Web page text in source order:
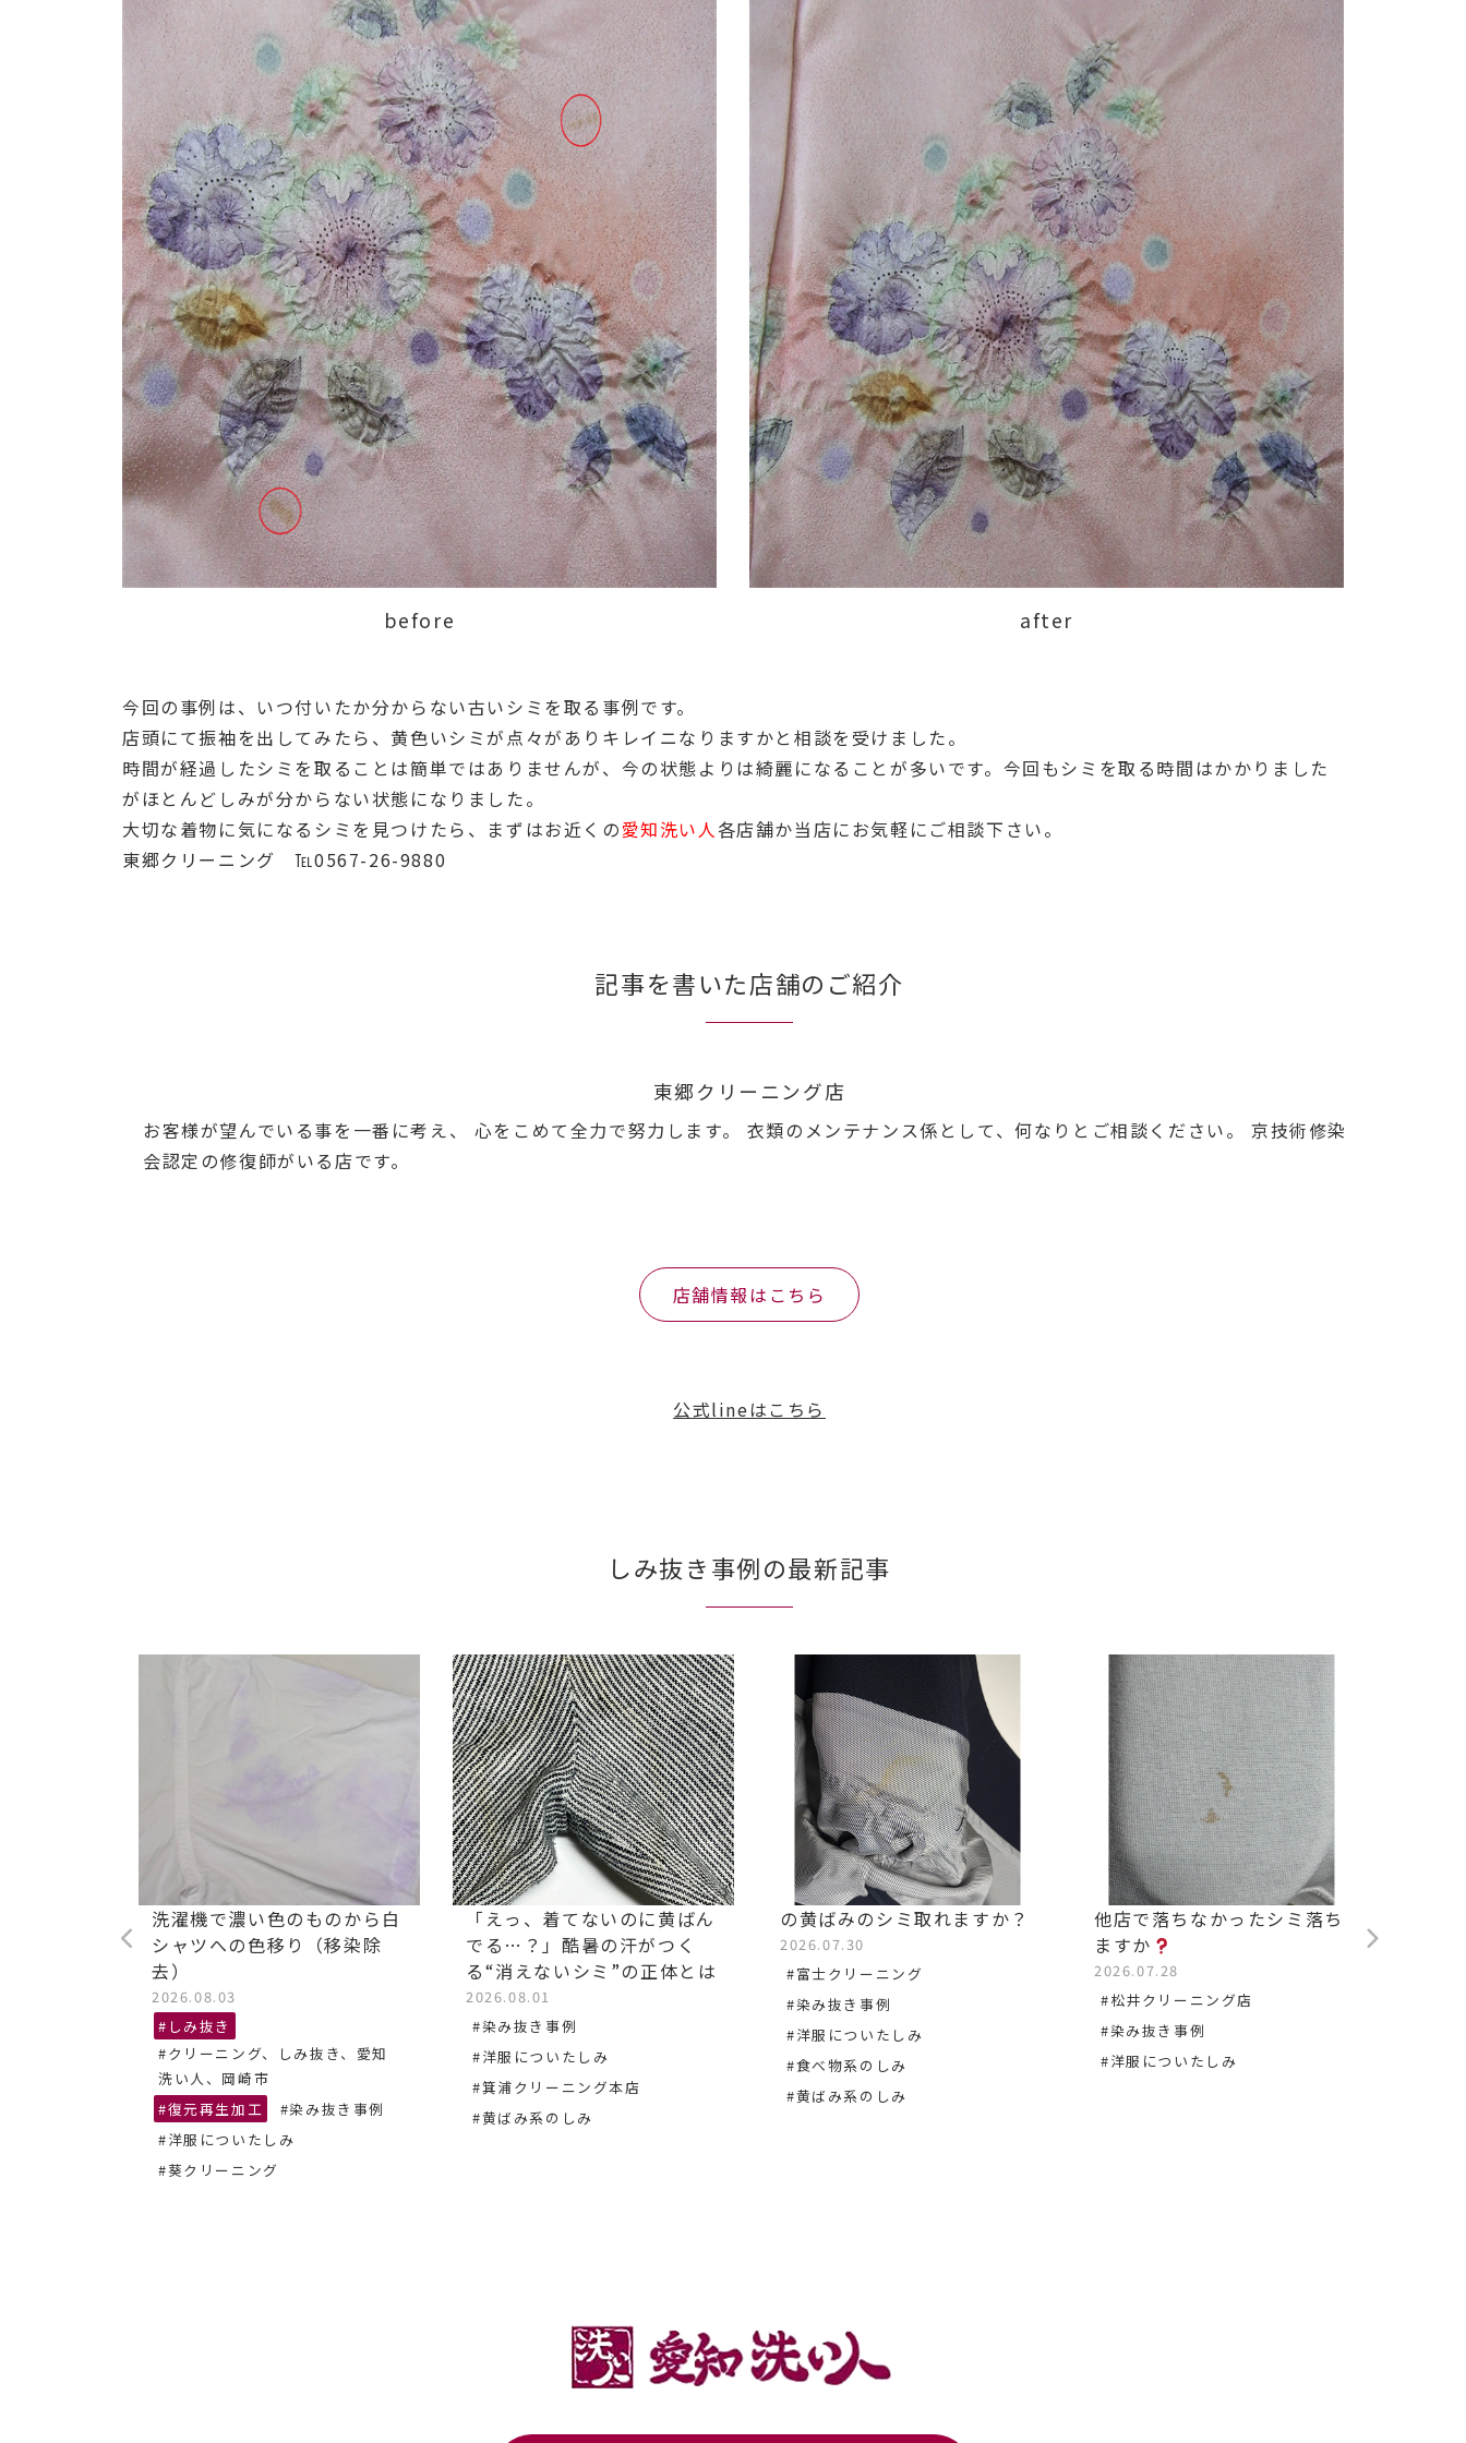
before after
今回の事例は、いつ付いたか分からない古いシミを取る事例です。
店頭にて振袖を出してみたら、黄色いシミが点々がありキレイニなりますかと相談を受けました。
時間が経過したシミを取ることは簡単ではありませんが、今の状態よりは綺麗になることが多いです。今回もシミを取る時間はかかりました
がほとんどしみが分からない状態になりました。
大切な着物に気になるシミを見つけたら、まずはお近くの愛知洗い人各店舗か当店にお気軽にご相談下さい。
東郷クリーニング ℡0567-26-9880
記事を書いた店舗のご紹介
東郷クリーニング店
お客様が望んでいる事を一番に考え、 心をこめて全力で努力します。 衣類のメンテナンス係として、何なりとご相談ください。 京技術修染
会認定の修復師がいる店です。
店舗情報はこちら
公式lineはこちら
しみ抜き事例の最新記事
洗濯機で濃い色のものから白
シャツへの色移り（移染除
去）
2026.08.03
#しみ抜き
#クリーニング、しみ抜き、愛知
洗い人、岡崎市
#復元再生加工
#染み抜き事例
#洋服についたしみ
#葵クリーニング
「えっ、着てないのに黄ばん
でる…？」酷暑の汗がつく
る“消えないシミ”の正体とは
2026.08.01
#染み抜き事例
#洋服についたしみ
#箕浦クリーニング本店
#黄ばみ系のしみ
の黄ばみのシミ取れますか？
2026.07.30
#富士クリーニング
#染み抜き事例
#洋服についたしみ
#食べ物系のしみ
#黄ばみ系のしみ
他店で落ちなかったシミ落ち
ますか
2026.07.28
#松井クリーニング店
#染み抜き事例
#洋服についたしみ